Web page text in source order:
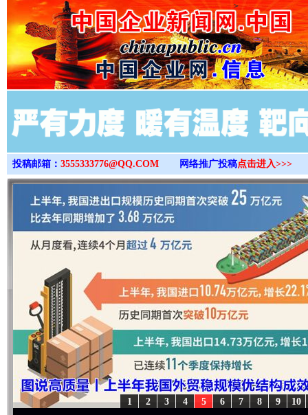
>
投稿邮箱： 3555333776@QQ.COM 网络推广投稿点击进入>>>
10
9
8
7
6
5
4
3
2
1